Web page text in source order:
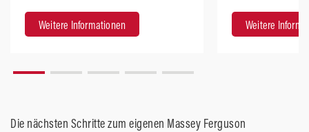
Performance
Weitere Informationen Weitere
Die nächsten Schritte zum eigenen Massey Ferguson